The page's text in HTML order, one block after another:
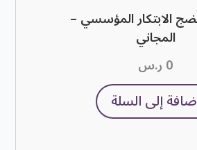
الابتكار المؤسسي –
المجاني
0ر.س
إلى السلة